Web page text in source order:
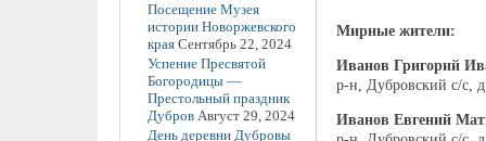
Посещение Музея
истории Новоржевского
края Сентябрь 22, 2024
Успение Пресвятой
Богородицы —
Престольный праздник
Дубров Август 29, 2024
День деревни Дубровы
Мирные жители:
Иванов Григорий
р-н, Дубровский с/с,
Иванов Евгений